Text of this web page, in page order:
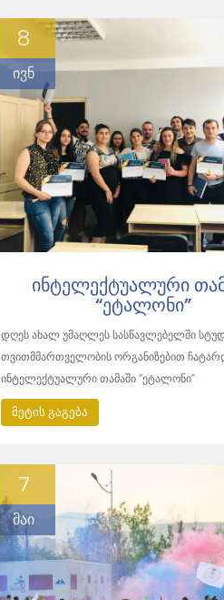
8
ივნ
ᲘᲜᲢᲔᲚᲔᲥᲢᲣᲐᲚᲣᲠᲘ
“ᲔᲢᲐᲚᲝᲜᲘ”
დღეს ახალ უმაღლეს სასწავლებელში
თვითმმართველობის ორგანიზებით
ინტელექტუალური თამაში “ეტალონი”
მეტის გაგება
7
მაი